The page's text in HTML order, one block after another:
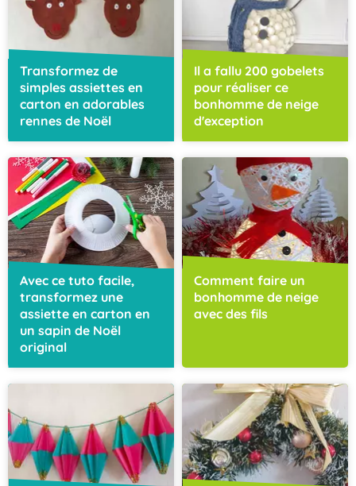
Transformez de
simples assiettes en
carton en adorables
rennes de Noël
Il a fallu 200 gobelets
pour réaliser ce
bonhomme de neige
d'exception
Avec ce tuto facile,
transformez une
assiette en carton en
un sapin de Noël
original
Comment faire un
bonhomme de neige
avec des fils